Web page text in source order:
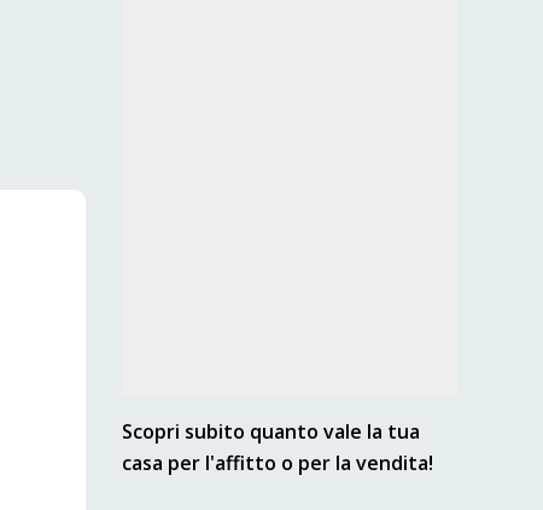
Scopri subito quanto vale la tua
casa per l'affitto o per la vendita!